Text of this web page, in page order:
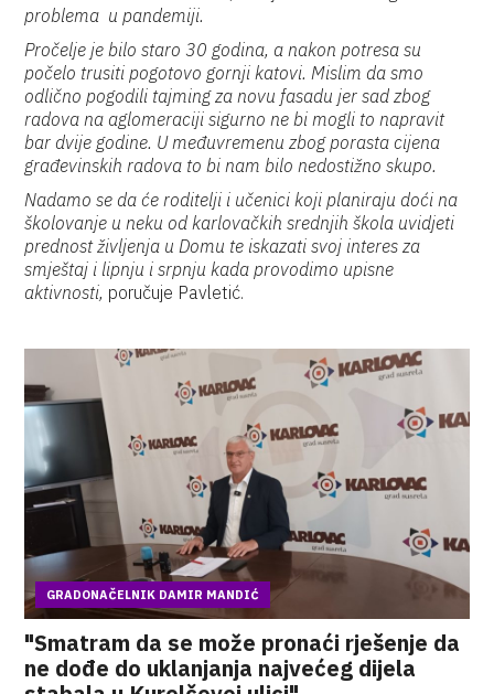
problema u pandemiji.
Pročelje je bilo staro 30 godina, a nakon potresa su
počelo trusiti pogotovo gornji katovi. Mislim da smo
odlično pogodili tajming za novu fasadu jer sad zbog
radova na aglomeraciji sigurno ne bi mogli to napravit
bar dvije godine. U međuvremenu zbog porasta cijena
građevinskih radova to bi nam bilo nedostižno skupo.
Nadamo se da će roditelji i učenici koji planiraju doći na
školovanje u neku od karlovačkih srednjih škola uvidjeti
prednost življenja u Domu te iskazati svoj interes za
smještaj i lipnju i srpnju kada provodimo upisne
aktivnosti, poručuje Pavletić.
GRADONAČELNIK DAMIR MANDIĆ
"Smatram da se može pronaći rješenje da
ne dođe do uklanjanja najvećeg dijela